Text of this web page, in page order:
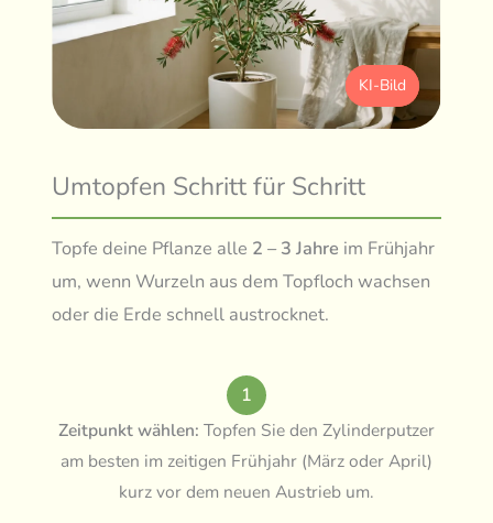
KI-Bild
Umtopfen Schritt für Schritt
Topfe deine Pflanze alle 2 – 3 Jahre im Frühjahr
um, wenn Wurzeln aus dem Topfloch wachsen
oder die Erde schnell austrocknet.
1
Zeitpunkt wählen: Topfen Sie den Zylinderputzer
am besten im zeitigen Frühjahr (März oder April)
kurz vor dem neuen Austrieb um.